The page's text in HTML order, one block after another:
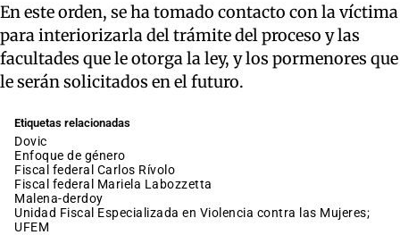
En este orden, se ha tomado contacto con la víctima
para interiorizarla del trámite del proceso y las
facultades que le otorga la ley, y los pormenores que
le serán solicitados en el futuro.
Etiquetas relacionadas
dovic
enfoque de género
fiscal federal Carlos Rívolo
fiscal federal Mariela Labozzetta
malena-derdoy
Unidad Fiscal Especializada en Violencia contra las Mujeres;
UFEM